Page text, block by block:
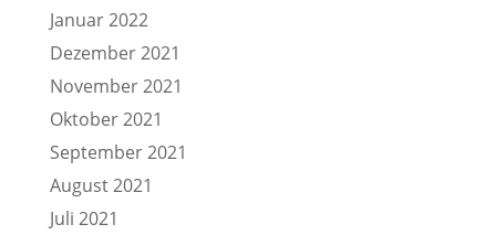
Januar 2022
Dezember 2021
November 2021
Oktober 2021
September 2021
August 2021
Juli 2021